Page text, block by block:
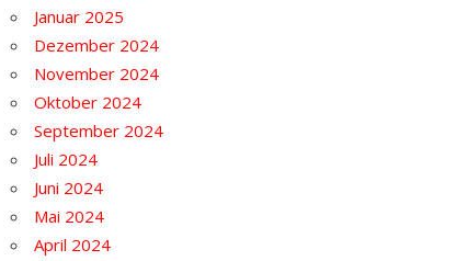
Januar 2025
Dezember 2024
November 2024
Oktober 2024
September 2024
Juli 2024
Juni 2024
Mai 2024
April 2024